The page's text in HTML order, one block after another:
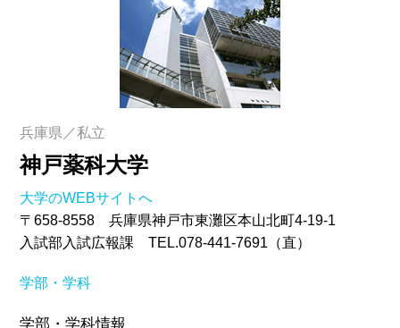
兵庫県／私立
神戸薬科大学
大学のWEBサイトへ
〒658-8558 兵庫県神戸市東灘区本山北町4-19-1
入試部入試広報課 TEL.078-441-7691（直）
学部・学科
学部・学科情報